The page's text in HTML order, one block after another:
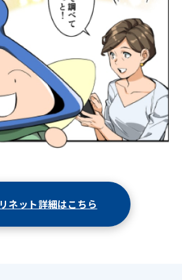
リネット詳細はこちら